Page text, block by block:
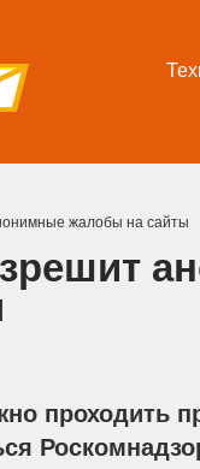
жалобы на сайты
проходить